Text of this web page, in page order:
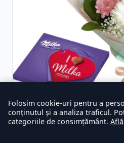
Buchet vesel și ciocolată
Folosim cookie-uri pentru a
conținutul și a analiza traficul.
categoriile de consimțământ.